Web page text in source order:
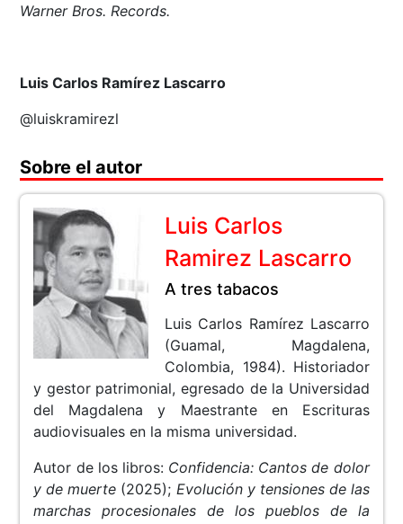
Warner Bros. Records.
Luis Carlos Ramírez Lascarro
@luiskramirezl
Sobre el autor
Luis Carlos
Ramirez Lascarro
A tres tabacos
Luis Carlos Ramírez Lascarro
(Guamal, Magdalena,
Colombia, 1984). Historiador
y gestor patrimonial, egresado de la Universidad
del Magdalena y Maestrante en Escrituras
audiovisuales en la misma universidad.
Autor de los libros: Confidencia: Cantos de dolor
y de muerte (2025); Evolución y tensiones de las
marchas procesionales de los pueblos de la